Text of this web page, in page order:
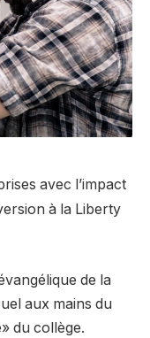
avec l’impact
à la Liberty
de la
aux mains du
du collège.